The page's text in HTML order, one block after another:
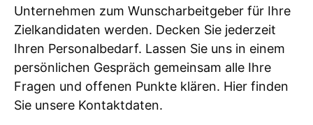
Unternehmen zum Wunscharbeitgeber für Ihre
Zielkandidaten werden. Decken Sie jederzeit
Ihren Personalbedarf. Lassen Sie uns in einem
persönlichen Gespräch gemeinsam alle Ihre
Fragen und offenen Punkte klären. Hier finden
Sie unsere Kontaktdaten.